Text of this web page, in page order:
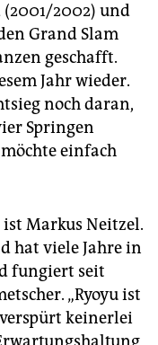
(2001/2002) und
Grand Slam
geschafft.
Jahr wieder.
noch daran,
Springen
einfach
Markus Neitzel.
hat viele Jahre in
fungiert seit
„Ryoyu ist
keinerlei